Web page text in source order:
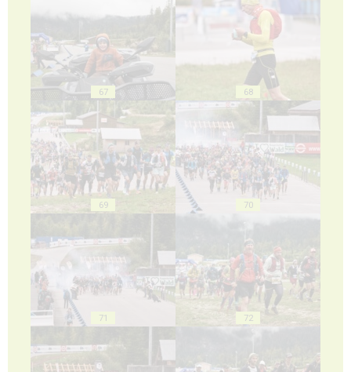
67 68
69 70
71 72